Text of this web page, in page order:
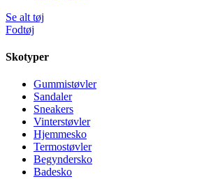
Se alt tøj
Fodtøj
Skotyper
Gummistøvler
Sandaler
Sneakers
Vinterstøvler
Hjemmesko
Termostøvler
Begyndersko
Badesko